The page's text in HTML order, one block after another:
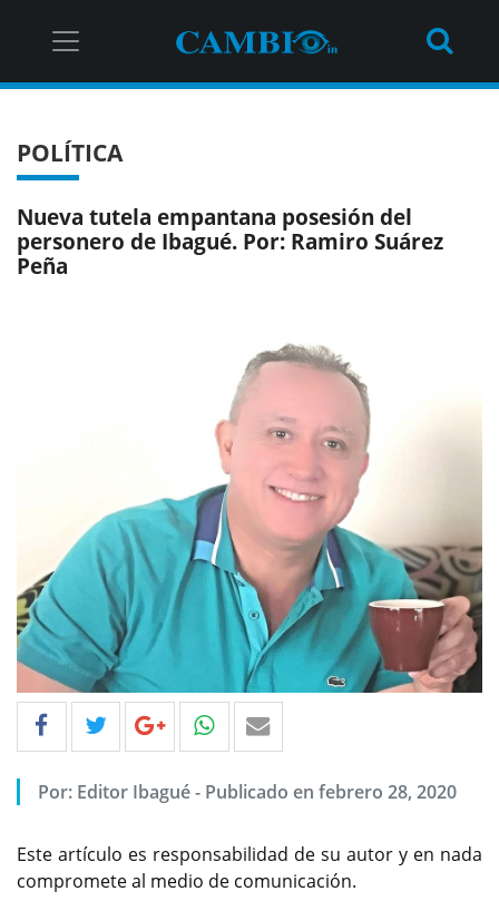
POLÍTICA
Nueva tutela empantana posesión del
personero de Ibagué. Por: Ramiro Suárez
Peña
Por: Editor Ibagué - Publicado en febrero 28, 2020
Este artículo es responsabilidad de su autor y en nada
compromete al medio de comunicación.